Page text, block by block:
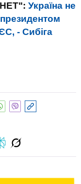
Україна не
- Сибіга